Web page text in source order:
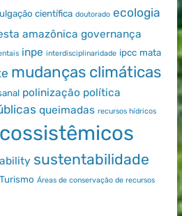
científica doutorado ecologia
amazônica governança
inpe interdisciplinaridade ipcc mata
mudanças climáticas
polinização política
queimadas recursos hídricos
sustentabilidade
Turismo Áreas de conservação de recursos